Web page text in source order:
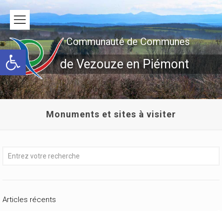
Ouvrir la barre d’outils
Communauté de Communes
de Vezouze en Piémont
Monuments et sites à visiter
Articles récents